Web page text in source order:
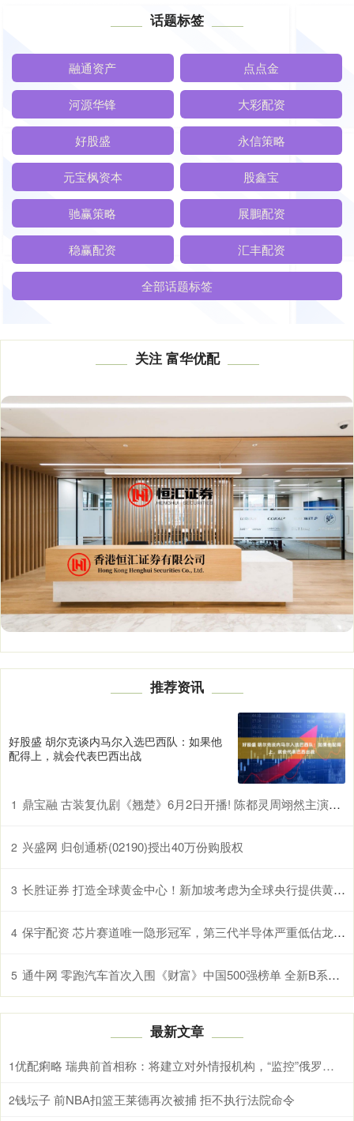
话题标签
融通资产 点点金
河源华锋 大彩配资
好股盛 永信策略
元宝枫资本 股鑫宝
驰赢策略 展鵬配资
稳赢配资 汇丰配资
全部话题标签
关注 富华优配
推荐资讯
好股盛 胡尔克谈内马尔入选巴西队：如果他
配得上，就会代表巴西出战
1 鼎宝融 古装复仇剧《翘楚》6月2日开播! 陈都灵周翊然主演，权谋爽感拉满
2 兴盛网 归创通桥(02190)授出40万份购股权
3 长胜证券 打造全球黄金中心！新加坡考虑为全球央行提供黄金储存服务
4 保宇配资 芯片赛道唯一隐形冠军，第三代半导体严重低估龙头，北向重仓抢筹
5 通牛网 零跑汽车首次入围《财富》中国500强榜单 全新B系列首款智能轿车B01即将上市
最新文章
1 优配痢略 瑞典前首相称：将建立对外情报机构，“监控”俄罗斯领导人 应对地缘政治局势
2钱坛子 前NBA扣篮王莱德再次被捕 拒不执行法院命令